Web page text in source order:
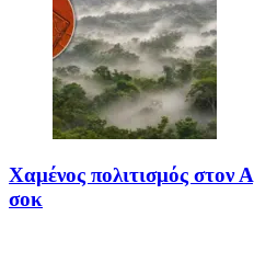
Χαμένος πολιτισμός
σοκ